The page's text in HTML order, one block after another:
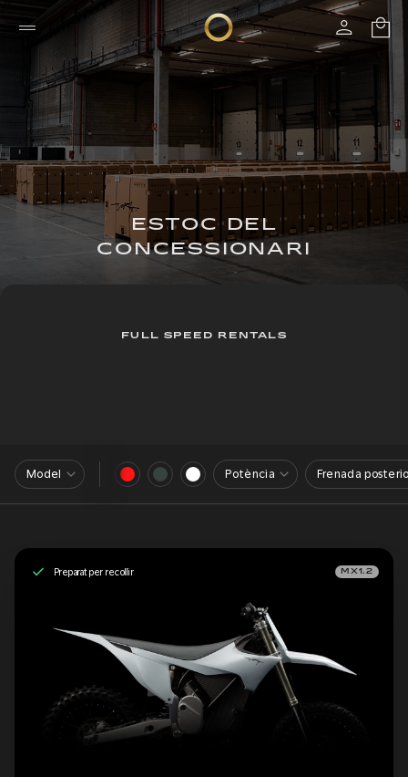
ESTOC DEL
CONCESSIONARI
FULL SPEED RENTALS
Model Potència Frenada
Preparat per recollir MX1.2